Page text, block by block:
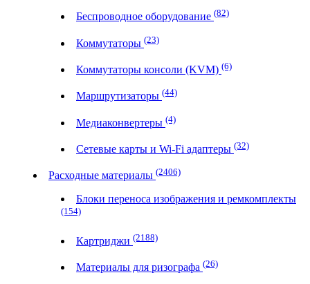
Беспроводное оборудование (82)
Коммутаторы (23)
Коммутаторы консоли (KVM) (6)
Маршрутизаторы (44)
Медиаконвертеры (4)
Сетевые карты и Wi-Fi адаптеры (32)
Расходные материалы (2406)
Блоки переноса изображения и ремкомплекты
(154)
Картриджи (2188)
Материалы для ризографа (26)